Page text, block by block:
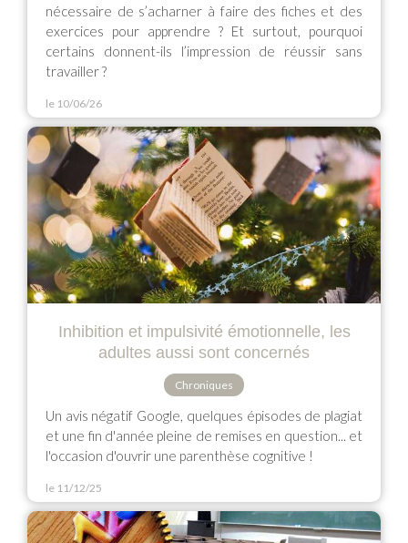
nécessaire de s’acharner à faire des fiches et des
exercices pour apprendre ? Et surtout, pourquoi
certains donnent-ils l’impression de réussir sans
travailler ?
le 10/06/26
Inhibition et impulsivité émotionnelle, les
adultes aussi sont concernés
Chroniques
Un avis négatif Google, quelques épisodes de plagiat
et une fin d'année pleine de remises en question... et
l'occasion d'ouvrir une parenthèse cognitive !
le 11/12/25